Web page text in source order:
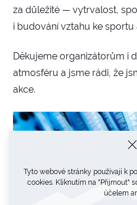
Tyto webové stránky používají k
cookies. Kliknutím na "Přijmout"
účelem
za důležité — vytrvalost,
i budování vztahu ke sportu
Děkujeme organizátorům i
atmosféru a jsme rádi, že
akce.